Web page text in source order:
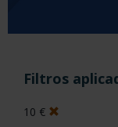
Filtros
10 €